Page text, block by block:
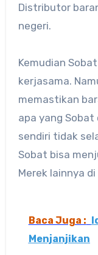
Distributor
negeri.
Kemudian
kerjasama.
memastikan
apa yang Sobat
sendiri tidak
Sobat bisa
Merek lainnya
Baca Juga :
Menjanjikan